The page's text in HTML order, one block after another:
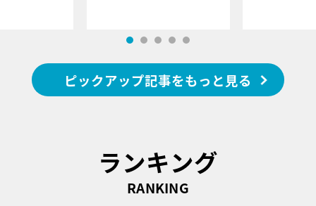
ピックアップ記事をもっと見る
ランキング
RANKING